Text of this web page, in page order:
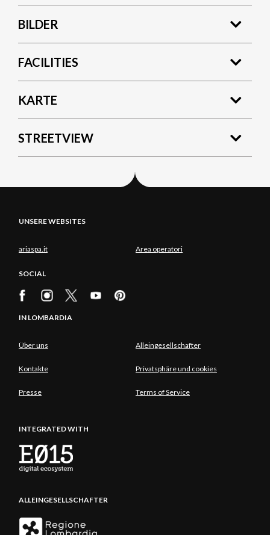
BILDER
FACILITIES
KARTE
STREETVIEW
UNSERE WEBSITES
ariaspa.it Area operatori
SOCIAL
IN LOMBARDIA
Über uns Alleingesellschafter
Kontakte Privatsphäre und cookies
Presse Terms of Service
INTEGRATED WITH
ALLEINGESELLSCHAFTER